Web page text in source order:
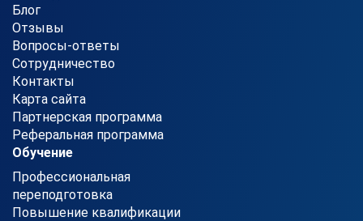
Блог
Отзывы
Вопросы-ответы
Сотрудничество
Контакты
Карта сайта
Партнерская программа
Реферальная программа
Обучение
Профессиональная
переподготовка
Повышение квалификации